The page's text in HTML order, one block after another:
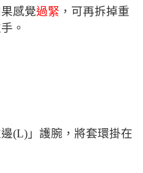
感覺過緊 ，可再拆掉重
。
(L)」護腕，將套環掛在